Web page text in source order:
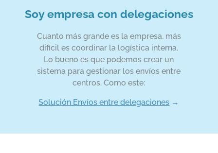
Soy empresa con delegaciones
Cuanto más grande es la empresa, más
difícil es coordinar la logística interna.
Lo bueno es que podemos crear un
sistema para gestionar los envíos entre
centros. Como este:
Solución Envíos entre delegaciones →